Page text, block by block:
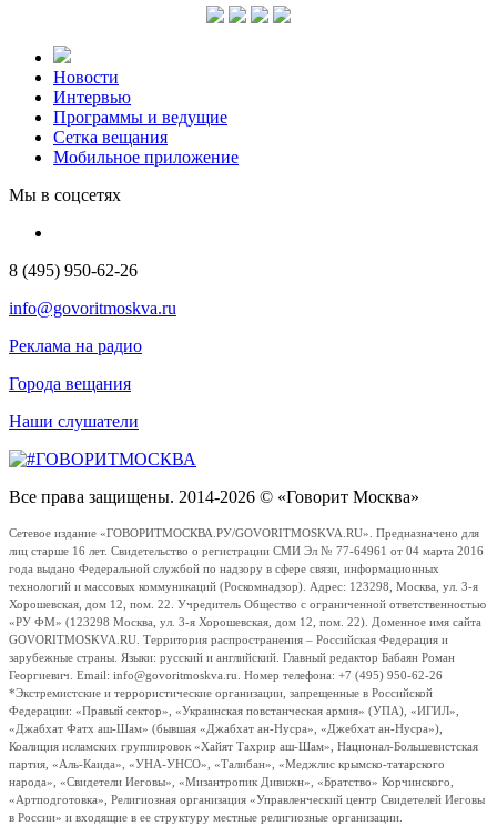
Новости
Интервью
Программы и ведущие
Сетка вещания
Мобильное приложение
Мы в соцсетях
8 (495) 950-62-26
info@govoritmoskva.ru
Реклама на радио
Города вещания
Наши слушатели
Все права защищены. 2014-2026 © «Говорит Москва»
Сетевое издание «ГОВОРИТМОСКВА.РУ/GOVORITMOSKVA.RU». Предназначено для
лиц старше 16 лет. Свидетельство о регистрации СМИ Эл № 77-64961 от 04 марта 2016
года выдано Федеральной службой по надзору в сфере связи, информационных
технологий и массовых коммуникаций (Роскомнадзор). Адрес: 123298, Москва, ул. 3-я
Хорошевская, дом 12, пом. 22. Учредитель Общество с ограниченной ответственностью
«РУ ФМ» (123298 Москва, ул. 3-я Хорошевская, дом 12, пом. 22). Доменное имя сайта
GOVORITMOSKVA.RU. Территория распространения – Российская Федерация и
зарубежные страны. Языки: русский и английский. Главный редактор Бабаян Роман
Георгиевич. Email: info@govoritmoskva.ru. Номер телефона: +7 (495) 950-62-26
*Экстремистские и террористические организации, запрещенные в Российской
Федерации: «Правый сектор», «Украинская повстанческая армия» (УПА), «ИГИЛ»,
«Джабхат Фатх аш-Шам» (бывшая «Джабхат ан-Нусра», «Джебхат ан-Нусра»),
Коалиция исламских группировок «Хайят Тахрир аш-Шам», Национал-Большевистская
партия, «Аль-Каида», «УНА-УНСО», «Талибан», «Меджлис крымско-татарского
народа», «Свидетели Иеговы», «Мизантропик Дивижн», «Братство» Корчинского,
«Артподготовка», Религиозная организация «Управленческий центр Свидетелей Иеговы
в России» и входящие в ее структуру местные религиозные организации.